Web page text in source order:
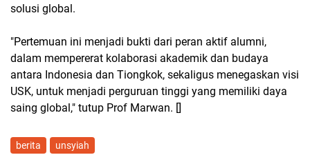
solusi global.
"Pertemuan ini menjadi bukti dari peran aktif alumni,
dalam mempererat kolaborasi akademik dan budaya
antara Indonesia dan Tiongkok, sekaligus menegaskan visi
USK, untuk menjadi perguruan tinggi yang memiliki daya
saing global," tutup Prof Marwan. []
berita unsyiah